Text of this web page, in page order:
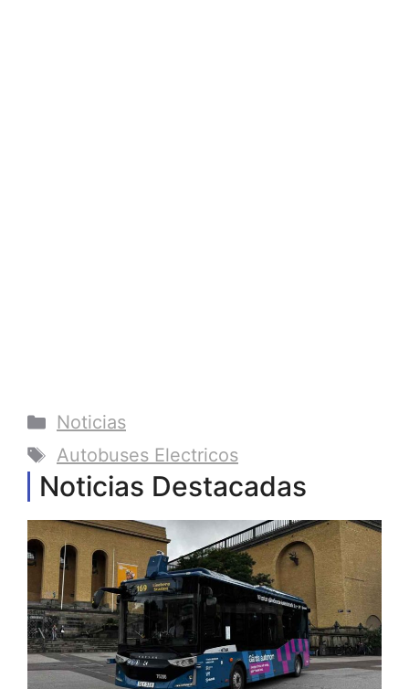
Categorías
Noticias
Etiquetas
Autobuses Electricos
Noticias Destacadas